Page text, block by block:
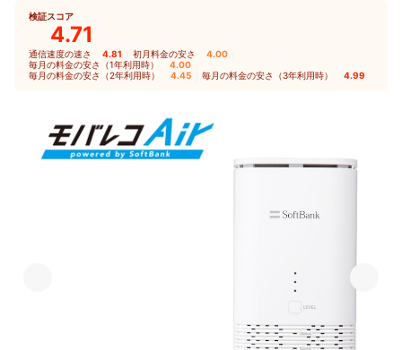
検証スコア
4.71
通信速度の速さ 4.81 初月料金の安さ 4.00
毎月の料金の安さ（1年利用時） 4.00
毎月の料金の安さ（2年利用時） 4.45 毎月の料金の安さ（3年利用時） 4.99